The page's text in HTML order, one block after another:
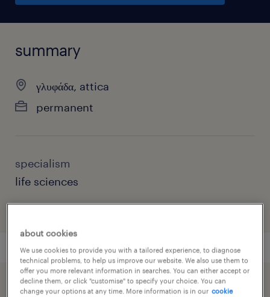
summary
γλυφάδα, attica
permanent
specialism
life sciences
speed up the application by sharing your
about cookies
We use cookies to provide you with a tailored experience, to diagnose
technical problems, to help us improve our website. We also use them to
offer you more relevant information in searches. You can either accept or
decline them, or click "customise" to specify your choice. You can
change your options at any time. More information is in our cookie